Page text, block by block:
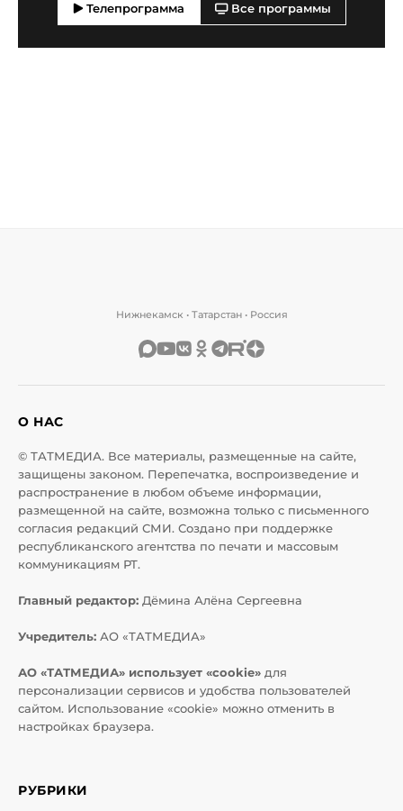
Телепрограмма Все программы
Нижнекамск • Татарстан • Россия
О НАС
© ТАТМЕДИА. Все материалы, размещенные на сайте,
защищены законом. Перепечатка, воспроизведение и
распространение в любом объеме информации,
размещенной на сайте, возможна только с письменного
согласия редакций СМИ. Создано при поддержке
республиканского агентства по печати и массовым
коммуникациям РТ.
Главный редактор: Дёмина Алёна Сергеевна
Учредитель: АО «ТАТМЕДИА»
АО «ТАТМЕДИА» использует «cookie» для
персонализации сервисов и удобства пользователей
сайтом. Использование «cookie» можно отменить в
настройках браузера.
РУБРИКИ